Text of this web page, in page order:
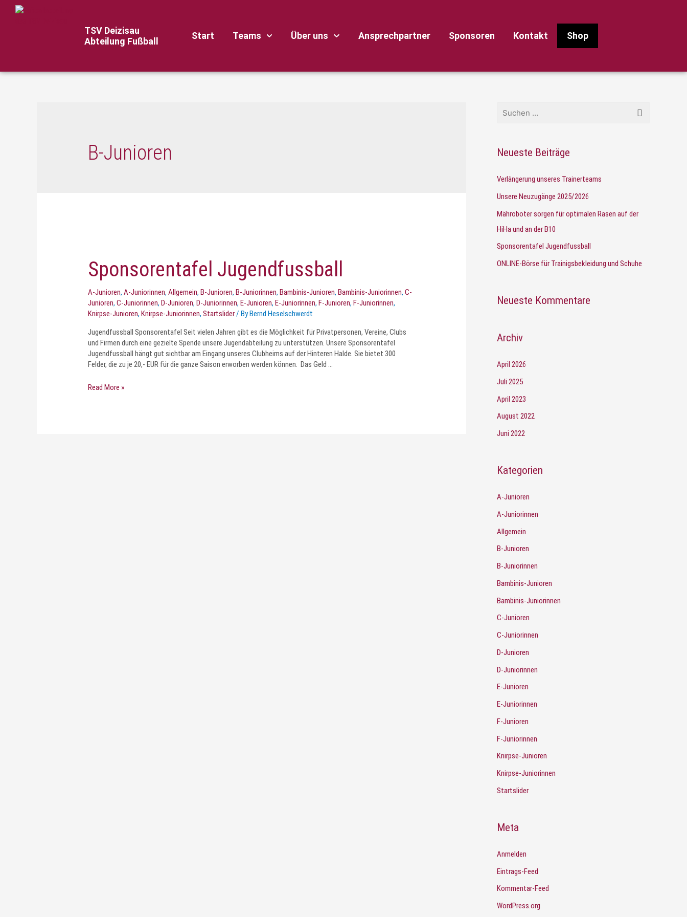
TSV Deizisau
Abteilung Fußball
Start Teams Über uns Ansprechpartner Sponsoren Kontakt Shop
B-Junioren
Sponsorentafel Jugendfussball
A-Junioren,A-Juniorinnen,Allgemein,B-Junioren,B-Juniorinnen,Bambinis-Junioren,Bambinis-Juniorinnen,C-
Junioren,C-Juniorinnen,D-Junioren,D-Juniorinnen,E-Junioren,E-Juniorinnen,F-Junioren,F-Juniorinnen,
Knirpse-Junioren,Knirpse-Juniorinnen,Startslider/ ByBernd Heselschwerdt
Jugendfussball Sponsorentafel Seit vielen Jahren gibt es die Möglichkeit für Privatpersonen, Vereine, Clubs
und Firmen durch eine gezielte Spende unsere Jugendabteilung zu unterstützen. Unsere Sponsorentafel
Jugendfussball hängt gut sichtbar am Eingang unseres Clubheims auf der Hinteren Halde. Sie bietet 300
Felder, die zu je 20,- EUR für die ganze Saison erworben werden können. Das Geld …
Read More »
Neueste Beiträge
Verlängerung unseres Trainerteams
Unsere Neuzugänge 2025/2026
Mähroboter sorgen für optimalen Rasen auf der
HiHa und an der B10
Sponsorentafel Jugendfussball
ONLINE-Börse für Trainigsbekleidung und Schuhe
Neueste Kommentare
Archiv
April 2026
Juli 2025
April 2023
August 2022
Juni 2022
Kategorien
A-Junioren
A-Juniorinnen
Allgemein
B-Junioren
B-Juniorinnen
Bambinis-Junioren
Bambinis-Juniorinnen
C-Junioren
C-Juniorinnen
D-Junioren
D-Juniorinnen
E-Junioren
E-Juniorinnen
F-Junioren
F-Juniorinnen
Knirpse-Junioren
Knirpse-Juniorinnen
Startslider
Meta
Anmelden
Eintrags-Feed
Kommentar-Feed
WordPress.org